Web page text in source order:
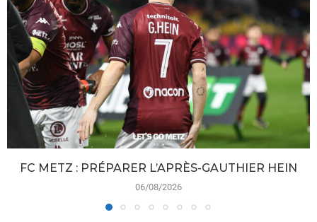
FC METZ : PRÉPARER L’APRÈS-GAUTHIER HEIN
06/08/2026